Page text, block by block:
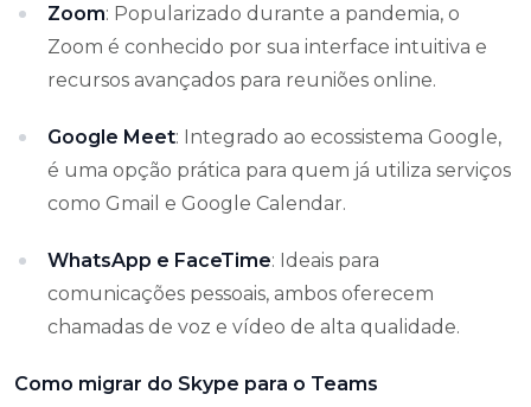
Zoom: Popularizado durante a pandemia, o
Zoom é conhecido por sua interface intuitiva e
recursos avançados para reuniões online.
Google Meet: Integrado ao ecossistema Google,
é uma opção prática para quem já utiliza serviços
como Gmail e Google Calendar.
WhatsApp e FaceTime: Ideais para
comunicações pessoais, ambos oferecem
chamadas de voz e vídeo de alta qualidade.
Como migrar do Skype para o Teams